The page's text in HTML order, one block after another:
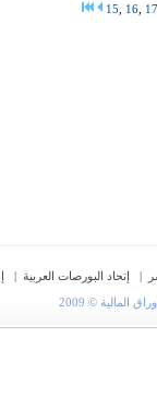
15 16 17
| إتحاد البورصات العربية |
© 2009